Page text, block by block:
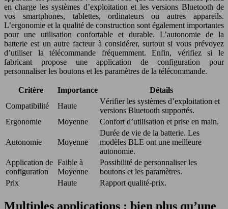
en charge les systèmes d’exploitation et les versions Bluetooth de
vos smartphones, tablettes, ordinateurs ou autres appareils.
L’ergonomie et la qualité de construction sont également importantes
pour une utilisation confortable et durable. L’autonomie de la
batterie est un autre facteur à considérer, surtout si vous prévoyez
d’utiliser la télécommande fréquemment. Enfin, vérifiez si le
fabricant propose une application de configuration pour
personnaliser les boutons et les paramètres de la télécommande.
Critère Importance
Détails
Compatibilité
Haute
Vérifier les systèmes d’exploitation et
versions Bluetooth supportés.
Ergonomie
Moyenne Confort d’utilisation et prise en main.
Autonomie Moyenne
Durée de vie de la batterie. Les
modèles BLE ont une meilleure
autonomie.
Application de
configuration
Faible à
Moyenne
Possibilité de personnaliser les
boutons et les paramètres.
Prix
Haute Rapport qualité-prix.
Multiples applications : bien plus qu’une